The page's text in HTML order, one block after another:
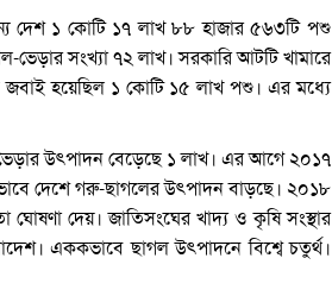
দেশ ১ কোটি ১৭ লাখ ৮৮ হাজার ৫৬৩টি পশু
সংখ্যা ৭২ লাখ। সরকারি আটটি খামারে
হয়েছিল ১ কোটি ১৫ লাখ পশু। এর মধ্যে
উৎপাদন বেড়েছে ১ লাখ। এর আগে ২০১৭
দেশে গরু-ছাগলের উৎপাদন বাড়ছে। ২০১৮
ঘোষণা দেয়। জাতিসংঘের খাদ্য ও কৃষি সংস্থার
এককভাবে ছাগল উৎপাদনে বিশ্বে চতুর্থ।